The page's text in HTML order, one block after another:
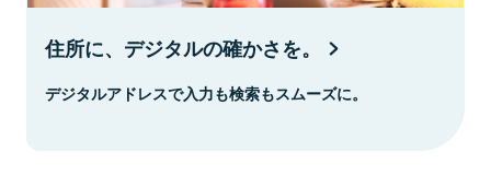
住所に、デジタルの確かさを。
デジタルアドレスで入力も検索もスムーズに。